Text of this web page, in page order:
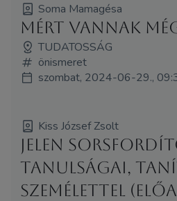
Soma Mamagésa
Mért vannak
TUDATOSSÁG
önismeret
szombat, 2024-06-29.,
Kiss József Zsolt
Jelen
tanulságai,
személettel